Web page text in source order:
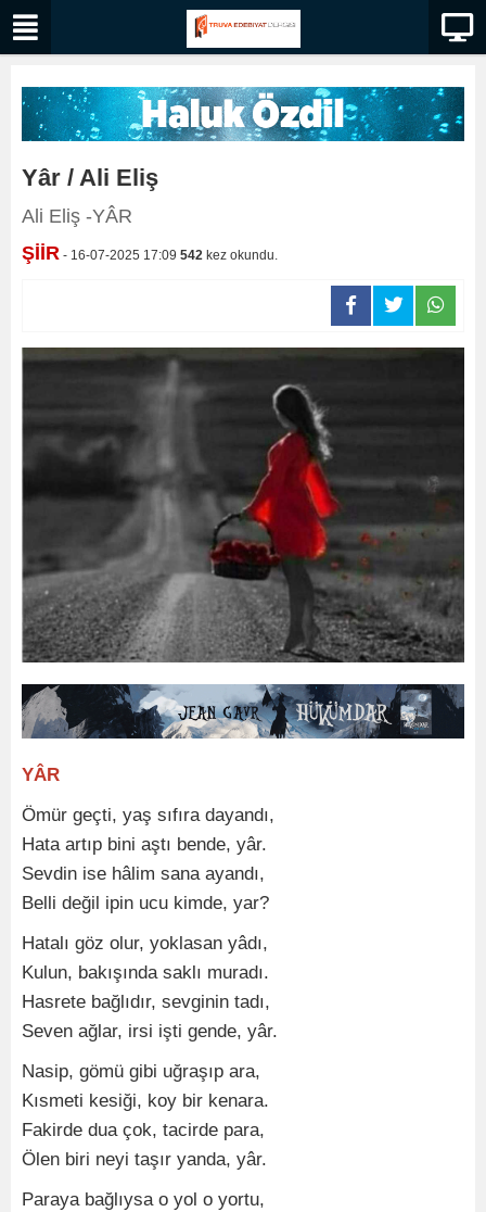
Yâr / Ali Eliş
Ali Eliş -YÂR
ŞİİR - 16-07-2025 17:09 542 kez okundu.
YÂR
Ömür geçti, yaş sıfıra dayandı,
Hata artıp bini aştı bende, yâr.
Sevdin ise hâlim sana ayandı,
Belli değil ipin ucu kimde, yar?
Hatalı göz olur, yoklasan yâdı,
Kulun, bakışında saklı muradı.
Hasrete bağlıdır, sevginin tadı,
Seven ağlar, irsi işti gende, yâr.
Nasip, gömü gibi uğraşıp ara,
Kısmeti kesiği, koy bir kenara.
Fakirde dua çok, tacirde para,
Ölen biri neyi taşır yanda, yâr.
Paraya bağlıysa o yol o yortu,